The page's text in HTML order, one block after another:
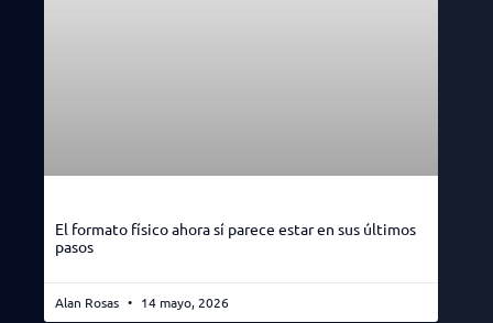
El formato físico ahora sí parece estar en sus últimos
pasos
Alan Rosas 14 mayo, 2026